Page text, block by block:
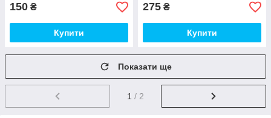
150 ₴
Купити
275 ₴
Купити
Показати ще
1 / 2